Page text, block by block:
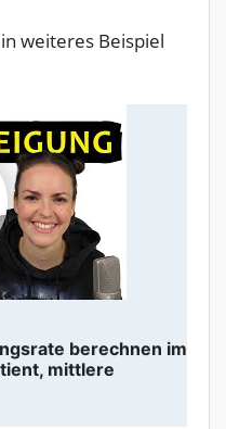
weiteres Beispiel
berechnen im
mittlere